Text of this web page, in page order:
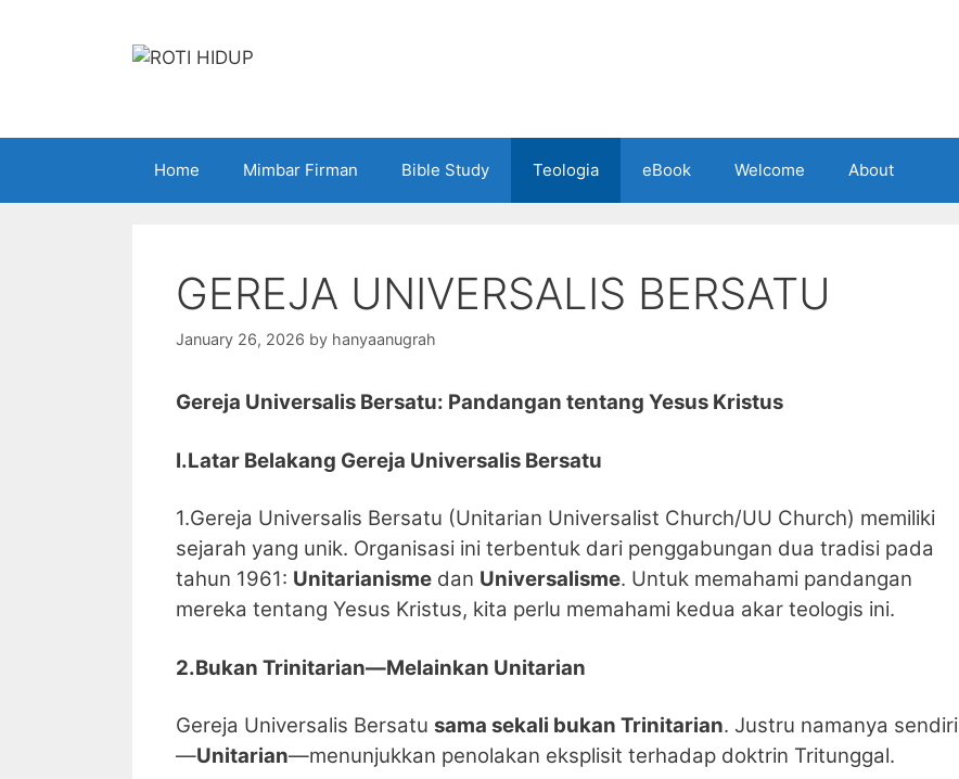
Home Mimbar Firman Bible Study Teologia eBook Welcome About
GEREJA UNIVERSALIS BERSATU
January 26, 2026 by hanyaanugrah
Gereja Universalis Bersatu: Pandangan tentang Yesus Kristus
I.Latar Belakang Gereja Universalis Bersatu
1.Gereja Universalis Bersatu (Unitarian Universalist Church/UU Church) memiliki
sejarah yang unik. Organisasi ini terbentuk dari penggabungan dua tradisi pada
tahun 1961: Unitarianisme dan Universalisme. Untuk memahami pandangan
mereka tentang Yesus Kristus, kita perlu memahami kedua akar teologis ini.
2.Bukan Trinitarian—Melainkan Unitarian
Gereja Universalis Bersatu sama sekali bukan Trinitarian. Justru namanya sendiri
—Unitarian—menunjukkan penolakan eksplisit terhadap doktrin Tritunggal.